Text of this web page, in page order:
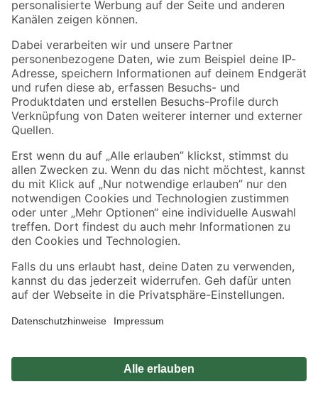
Folge uns
Zahlungsarten Versandarten
Sicher einkaufen
Jetzt die toom-App herunterladen
Alle Preisangaben in EUR inkl. gesetzl. MwSt.. Die dargestellten Angebote sind unter
Umständen nicht in allen Märkten verfügbar. Die angegebenen Verfügbarkeiten beziehen
Produkte nur solange der Vorrat reicht.
*Paketversand ab 59 € versandkostenfrei, gilt nicht für Artikel mit Speditionsversand, hier
Privatsphäre Impressum
Nutzungsbedingungen
Widerrufsrecht Vertrag widerrufen